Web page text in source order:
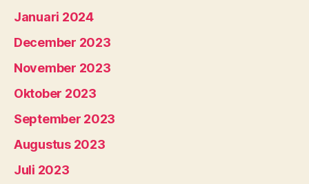
Januari 2024
December 2023
November 2023
Oktober 2023
September 2023
Augustus 2023
Juli 2023